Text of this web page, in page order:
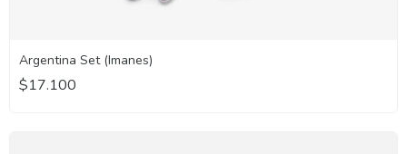
Argentina Set (Imanes)
$17.100